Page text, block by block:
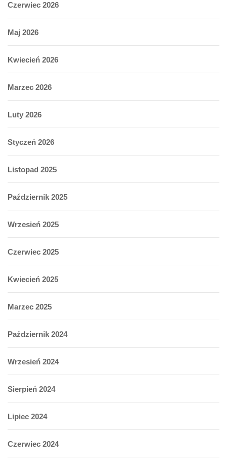
Czerwiec 2026
Maj 2026
Kwiecień 2026
Marzec 2026
Luty 2026
Styczeń 2026
Listopad 2025
Październik 2025
Wrzesień 2025
Czerwiec 2025
Kwiecień 2025
Marzec 2025
Październik 2024
Wrzesień 2024
Sierpień 2024
Lipiec 2024
Czerwiec 2024